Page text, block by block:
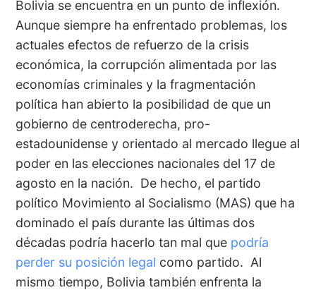
Bolivia se encuentra en un punto de inflexión.
Aunque siempre ha enfrentado problemas, los
actuales efectos de refuerzo de la crisis
económica, la corrupción alimentada por las
economías criminales y la fragmentación
política han abierto la posibilidad de que un
gobierno de centroderecha, pro-
estadounidense y orientado al mercado llegue al
poder en las elecciones nacionales del 17 de
agosto en la nación. De hecho, el partido
político Movimiento al Socialismo (MAS) que ha
dominado el país durante las últimas dos
décadas podría hacerlo tan mal que podría
perder su posición legal como partido. Al
mismo tiempo, Bolivia también enfrenta la